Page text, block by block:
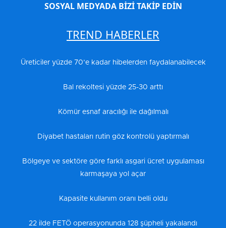
SOSYAL MEDYADA BİZİ TAKİP EDİN
TREND HABERLER
Üreticiler yüzde 70’e kadar hibelerden faydalanabilecek
Bal rekoltesi yüzde 25-30 arttı
Kömür esnaf aracılığı ile dağılmalı
Diyabet hastaları rutin göz kontrolü yaptırmalı
Bölgeye ve sektöre göre farklı asgari ücret uygulaması
karmaşaya yol açar
Kapasite kullanım oranı belli oldu
22 ilde FETÖ operasyonunda 128 şüpheli yakalandı